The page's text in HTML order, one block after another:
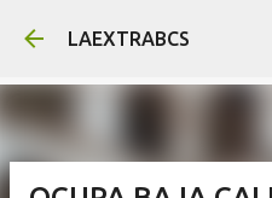
Ir al
LAEXTRABCS